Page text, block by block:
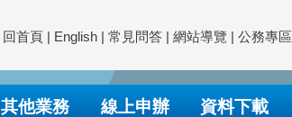
回首頁 | English | 常見問答 | 網站導覽 | 公務專區
其他業務 線上申辦 資料下載